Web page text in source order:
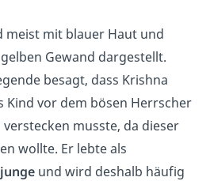
meist mit blauer Haut und
Gewand dargestellt.
besagt, dass Krishna
Kind vor dem bösen Herrscher
verstecken musste, da dieser
wollte. Er lebte als
und wird deshalb häufig